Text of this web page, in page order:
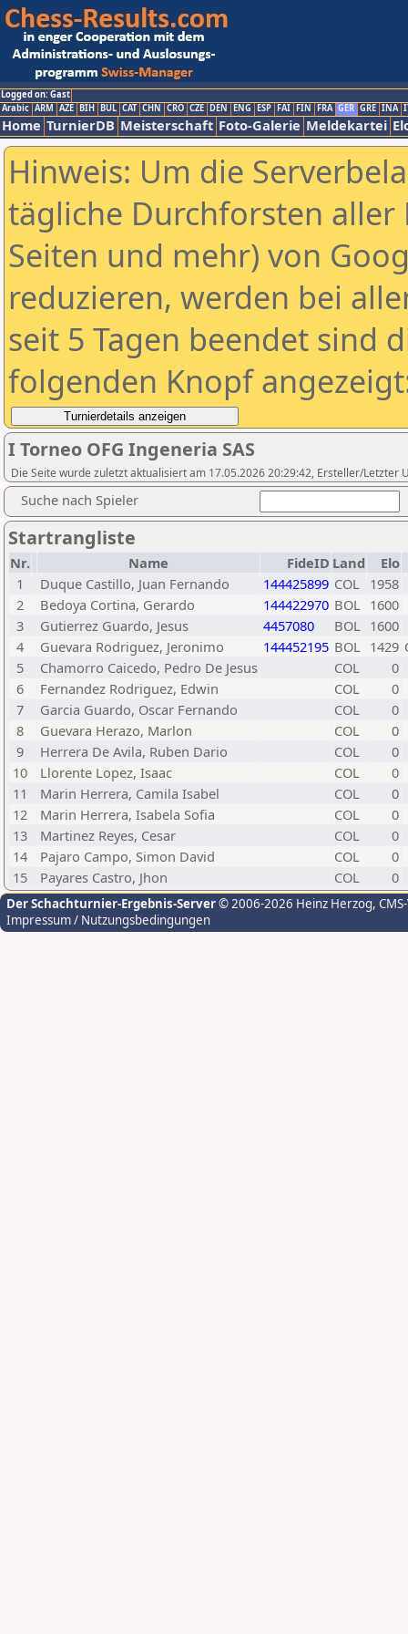
Logged on: Gast
Arabic ARM AZE BIH BUL CAT CHN CRO CZE DEN ENG ESP FAI FIN FRA GER GRE INA
Home TurnierDB Meisterschaft Foto-Galerie Meldekartei
Hinweis: Um die
tägliche Durchforsten aller
Seiten und mehr) von
reduzieren, werden bei
seit 5 Tagen beendet sind
folgenden Knopf
I Torneo OFG Ingeneria SAS
Die Seite wurde zuletzt aktualisiert am 17.05.2026 20:29:42, Ersteller/Letzter
Suche nach Spieler
Startrangliste
Nr. Name FideID Land
Elo
1
Duque Castillo, Juan Fernando 144425899 COL 1958
2
Bedoya Cortina, Gerardo 144422970 BOL 1600
3
Gutierrez Guardo, Jesus 4457080 BOL 1600
4
Guevara Rodriguez, Jeronimo 144452195 BOL 1429
5
Chamorro Caicedo, Pedro De Jesus COL
0
6
Fernandez Rodriguez, Edwin COL
0
7
Garcia Guardo, Oscar Fernando COL
0
8
Guevara Herazo, Marlon COL
0
9
Herrera De Avila, Ruben Dario COL
0
10
Llorente Lopez, Isaac COL
0
11
Marin Herrera, Camila Isabel COL
0
12
Marin Herrera, Isabela Sofia COL
0
13
Martinez Reyes, Cesar COL
0
14
Pajaro Campo, Simon David COL
0
15
Payares Castro, Jhon COL 0
Der Schachturnier-Ergebnis-Server© 2006-2026 Heinz Herzog,
Impressum / Nutzungsbedingungen